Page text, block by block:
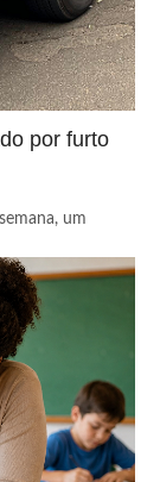
por furto
um